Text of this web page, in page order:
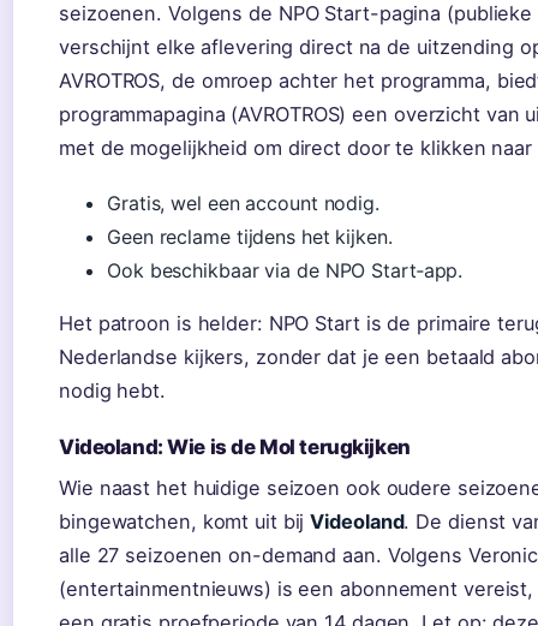
seizoenen. Volgens de NPO Start-pagina
verschijnt elke aflevering direct na de uitzending
AVROTROS, de omroep achter het programma,
programmapagina (AVROTROS) een overzicht van
met de mogelijkheid om direct door te klikken naar
Gratis, wel een account nodig.
Geen reclame tijdens het kijken.
Ook beschikbaar via de NPO Start‑app.
Het patroon is helder: NPO Start is de primaire
Nederlandse kijkers, zonder dat je een betaald
nodig hebt.
Videoland: Wie is de Mol terugkijken
Wie naast het huidige seizoen ook oudere
bingewatchen, komt uit bijVideoland. De dienst
alle 27 seizoenen on-demand aan. Volgens
(entertainmentnieuws) is een abonnement vereist,